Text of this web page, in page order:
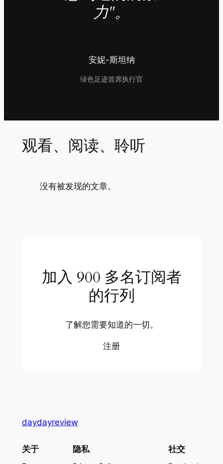
力"。
安妮-斯坦纳
绿色足迹首席执行官
观看、阅读、聆听
没有被发现的文章。
加入 900 多名订阅者
的行列
了解您需要知道的一切。
注册
daydayreview
关于 隐私 社交